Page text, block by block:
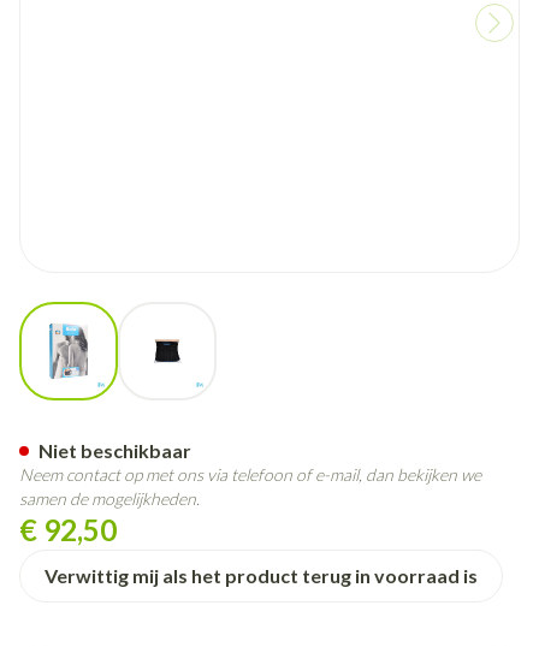
View larger image
€ 92,50
Verwittig mij als het product terug in voorraad is
Niet beschikbaar
Neem contact op met ons via telefoon of e-mail, dan bekijken we
samen de mogelijkheden.